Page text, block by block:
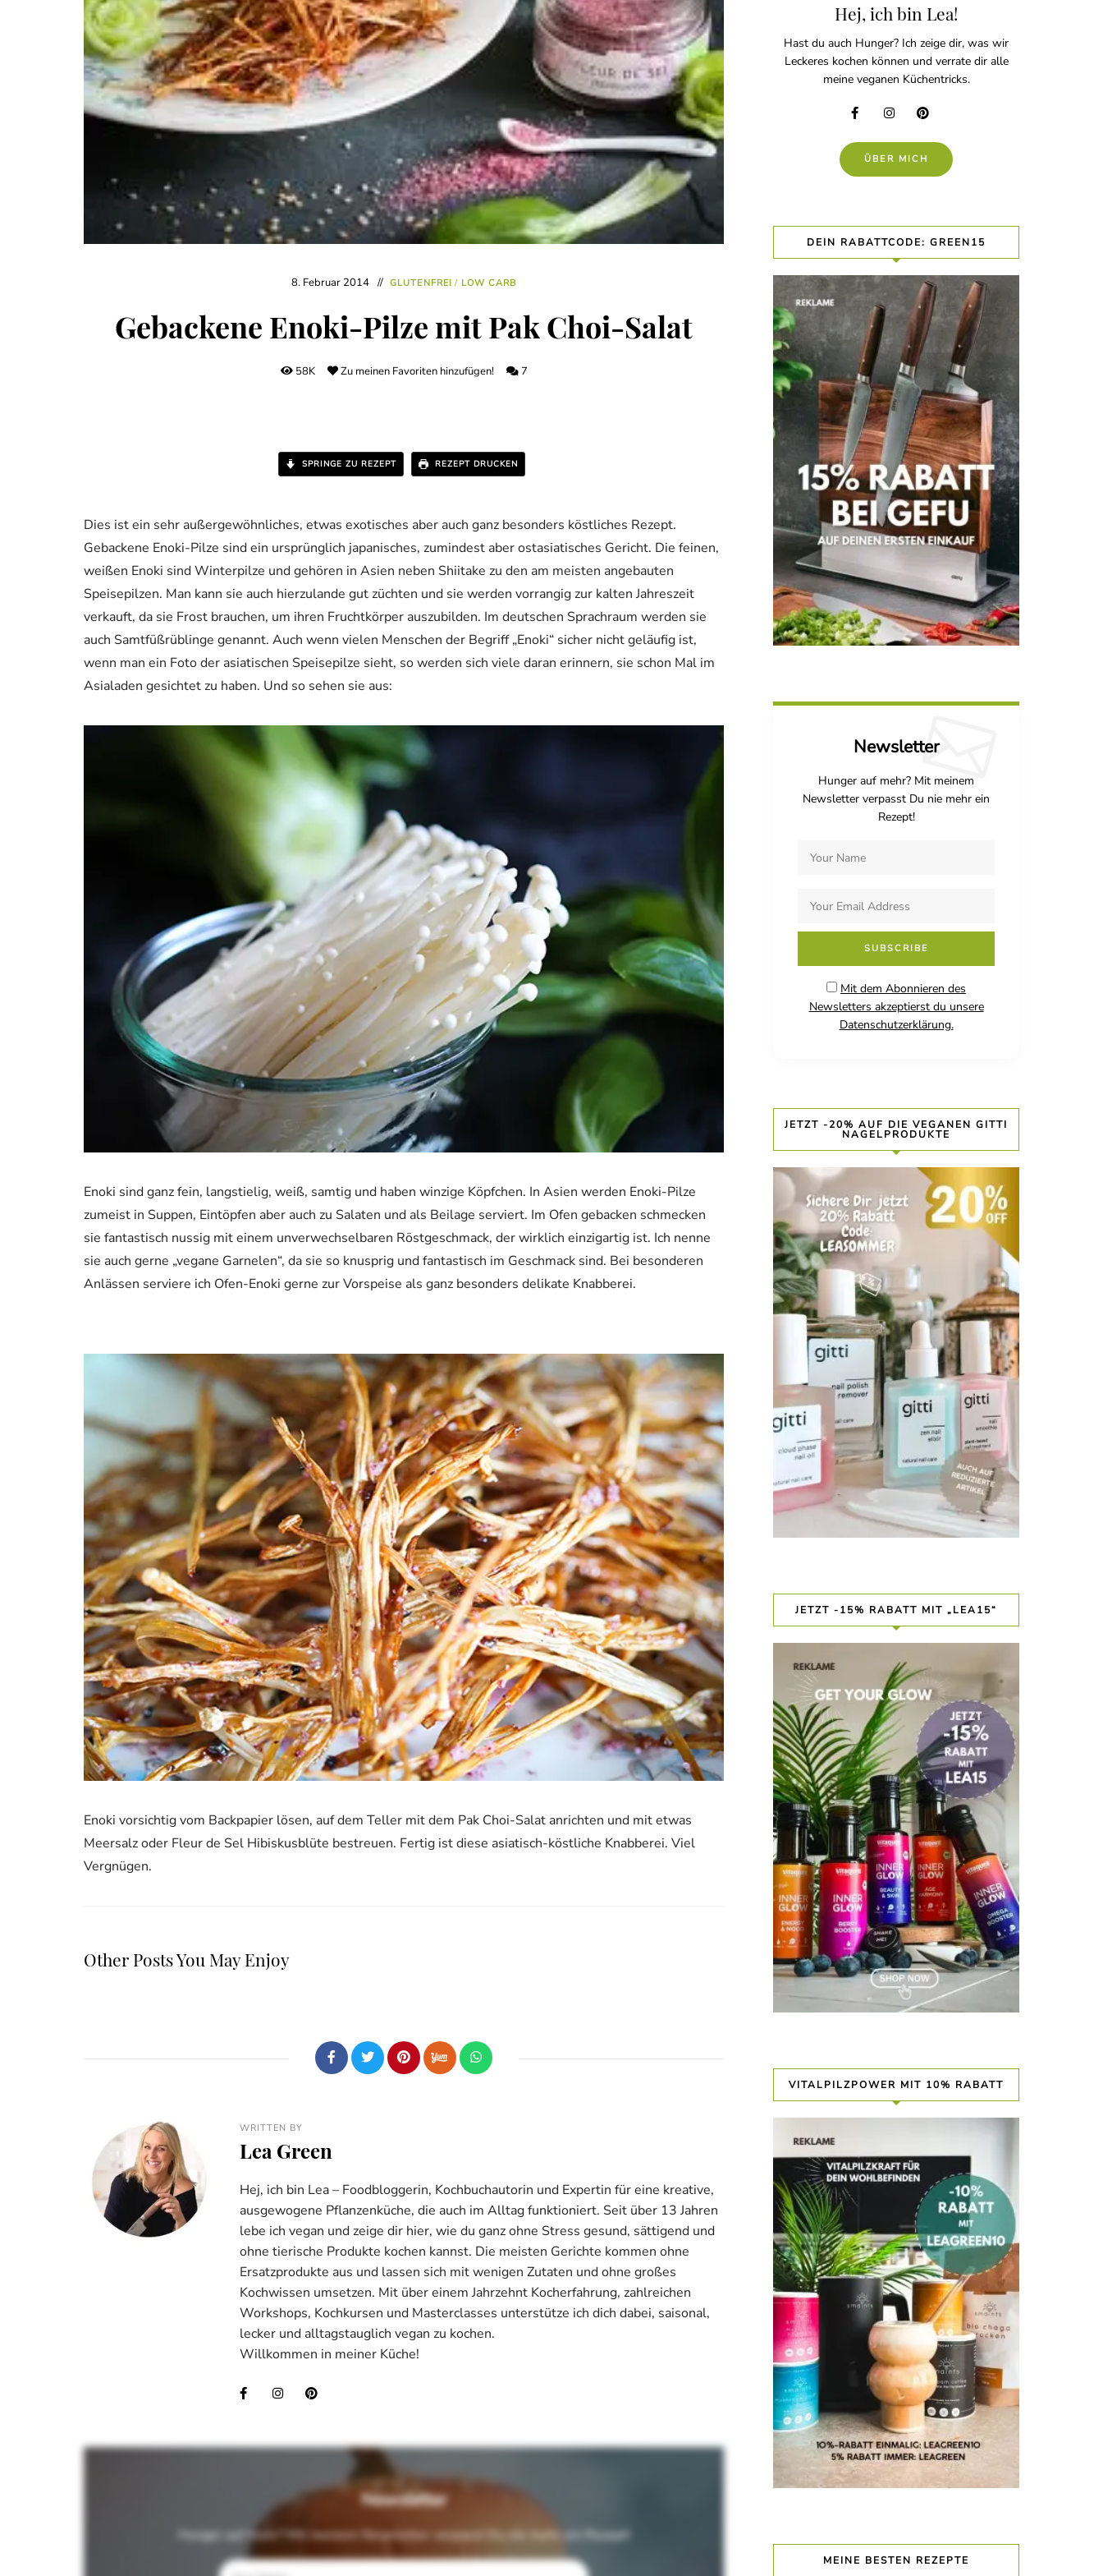
8. Februar 2014 GLUTENFREI / LOW CARB
Gebackene Enoki-Pilze mit Pak Choi-Salat
58K Zu meinen Favoriten hinzufügen! 7
SPRINGE ZU REZEPT REZEPT DRUCKEN
Dies ist ein sehr außergewöhnliches, etwas exotisches aber auch ganz besonders köstliches Rezept.
Gebackene Enoki-Pilze sind ein ursprünglich japanisches, zumindest aber ostasiatisches Gericht. Die feinen,
weißen Enoki sind Winterpilze und gehören in Asien neben Shiitake zu den am meisten angebauten
Speisepilzen. Man kann sie auch hierzulande gut züchten und sie werden vorrangig zur kalten Jahreszeit
verkauft, da sie Frost brauchen, um ihren Fruchtkörper auszubilden. Im deutschen Sprachraum werden sie
auch Samtfüßrüblinge genannt. Auch wenn vielen Menschen der Begriff „Enoki“ sicher nicht geläufig ist,
wenn man ein Foto der asiatischen Speisepilze sieht, so werden sich viele daran erinnern, sie schon Mal im
Asialaden gesichtet zu haben. Und so sehen sie aus:
Enoki sind ganz fein, langstielig, weiß, samtig und haben winzige Köpfchen. In Asien werden Enoki-Pilze
zumeist in Suppen, Eintöpfen aber auch zu Salaten und als Beilage serviert. Im Ofen gebacken schmecken
sie fantastisch nussig mit einem unverwechselbaren Röstgeschmack, der wirklich einzigartig ist. Ich nenne
sie auch gerne „vegane Garnelen“, da sie so knusprig und fantastisch im Geschmack sind. Bei besonderen
Anlässen serviere ich Ofen-Enoki gerne zur Vorspeise als ganz besonders delikate Knabberei.
Enoki vorsichtig vom Backpapier lösen, auf dem Teller mit dem Pak Choi-Salat anrichten und mit etwas
Meersalz oder Fleur de Sel Hibiskusblüte bestreuen. Fertig ist diese asiatisch-köstliche Knabberei. Viel
Vergnügen.
Other Posts You May Enjoy
WRITTEN BY
Lea Green
Hej, ich bin Lea – Foodbloggerin, Kochbuchautorin und Expertin für eine kreative,
ausgewogene Pflanzenküche, die auch im Alltag funktioniert. Seit über 13 Jahren
lebe ich vegan und zeige dir hier, wie du ganz ohne Stress gesund, sättigend und
ohne tierische Produkte kochen kannst. Die meisten Gerichte kommen ohne
Ersatzprodukte aus und lassen sich mit wenigen Zutaten und ohne großes
Kochwissen umsetzen. Mit über einem Jahrzehnt Kocherfahrung, zahlreichen
Workshops, Kochkursen und Masterclasses unterstütze ich dich dabei, saisonal,
lecker und alltagstauglich vegan zu kochen.
Willkommen in meiner Küche!
Newsletter
Hunger auf mehr? Mit meinem Newsletter verpasst Du nie mehr ein Rezept!
Hej, ich bin Lea!
Hast du auch Hunger? Ich zeige dir, was wir
Leckeres kochen können und verrate dir alle
meine veganen Küchentricks.
ÜBER MICH
DEIN RABATTCODE: GREEN15
Newsletter
Hunger auf mehr? Mit meinem
Newsletter verpasst Du nie mehr ein
Rezept!
Mit dem Abonnieren des
Newsletters akzeptierst du unsere
Datenschutzerklärung.
JETZT -20% AUF DIE VEGANEN GITTI
NAGELPRODUKTE
JETZT -15% RABATT MIT „LEA15“
VITALPILZPOWER MIT 10% RABATT
MEINE BESTEN REZEPTE